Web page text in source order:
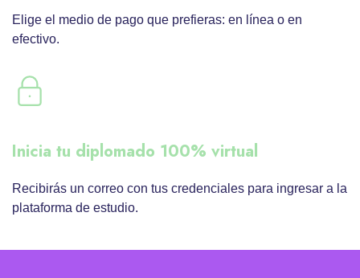
Elige el medio de pago que prefieras: en línea o en
efectivo.
Inicia tu diplomado 100% virtual
Recibirás un correo con tus credenciales para ingresar a la
plataforma de estudio.